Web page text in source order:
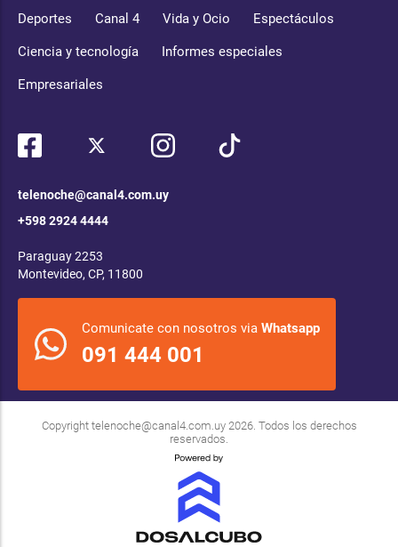
Deportes Canal 4 Vida y Ocio Espectáculos
Ciencia y tecnología Informes especiales
Empresariales
telenoche@canal4.com.uy
+598 2924 4444
Paraguay 2253
Montevideo, CP, 11800
Comunicate con nosotros via Whatsapp
091 444 001
Copyright telenoche@canal4.com.uy2026. Todos los derechos
reservados.